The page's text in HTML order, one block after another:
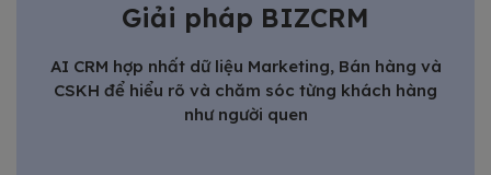
Giải pháp BIZCRM
AI CRM hợp nhất dữ liệu Marketing, Bán hàng và
CSKH để hiểu rõ và chăm sóc từng khách hàng
như người quen